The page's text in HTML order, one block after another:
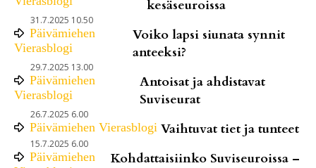
kesäseuroissa
31.7.2025 10.50
Päivämiehen
Vierasblogi
Voiko lapsi siunata synnit
anteeksi?
29.7.2025 13.00
Päivämiehen
Vierasblogi
Antoisat ja ahdistavat
Suviseurat
26.7.2025 6.00
Päivämiehen Vierasblogi Vaihtuvat tiet ja tunteet
15.7.2025 6.00
Päivämiehen
Kohdattaisiinko Suviseuroissa –